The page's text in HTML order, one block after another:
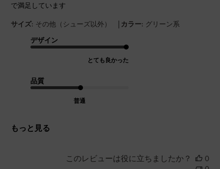
で満足しています
サイズ: その他（シューズ以外） | カラー: グリーン系
デザイン
とても良かった
品質
普通
もっと見る
このレビューは役に立ちましたか？
0